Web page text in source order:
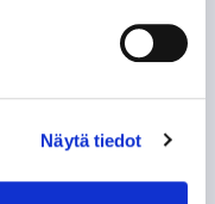
Näytä tiedot